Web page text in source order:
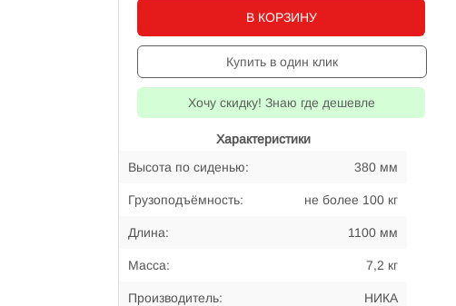
В КОРЗИНУ
Купить в один клик
Хочу скидку! Знаю где дешевле
Характеристики
Высота по сиденью:
380 мм
Грузоподъёмность: не более 100 кг
Длина: 1100 мм
Масса: 7,2 кг
Производитель: НИКА